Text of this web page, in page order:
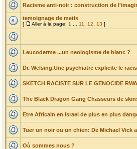
Racisme anti-noir : construction de
temoignage de metis
[ Aller à la page: 1 11 12 13 ]
Leucoderme ...un neologisme de blanc ?
Dr. Welsing,Une psychiatre explicite le
SKETCH RACISTE SUR LE GENOCIDE
The Black Dragon Gang Chasseurs de
Etre Africain en Israel de plus en plus
Tuer un noir ou un chien: De Michael Vick
Où sommes nous ?